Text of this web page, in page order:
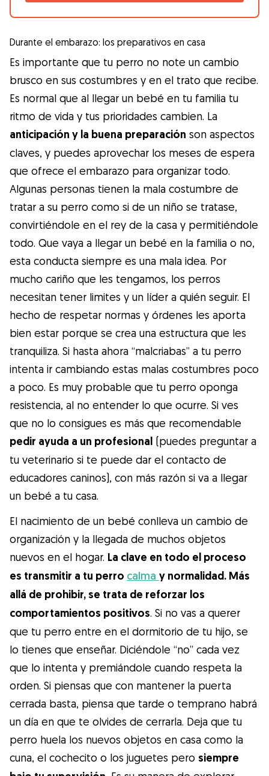
Durante el embarazo: los preparativos en casa
Es importante que tu perro no note un cambio
brusco en sus costumbres y en el trato que recibe.
Es normal que al llegar un bebé en tu familia tu
ritmo de vida y tus prioridades cambien. La
anticipación y la buena preparación son aspectos
claves, y puedes aprovechar los meses de espera
que ofrece el embarazo para organizar todo.
Algunas personas tienen la mala costumbre de
tratar a su perro como si de un niño se tratase,
convirtiéndole en el rey de la casa y permitiéndole
todo. Que vaya a llegar un bebé en la familia o no,
esta conducta siempre es una mala idea. Por
mucho cariño que les tengamos, los perros
necesitan tener limites y un líder a quién seguir. El
hecho de respetar normas y órdenes les aporta
bien estar porque se crea una estructura que les
tranquiliza. Si hasta ahora “malcriabas” a tu perro
intenta ir cambiando estas malas costumbres poco
a poco. Es muy probable que tu perro oponga
resistencia, al no entender lo que ocurre. Si ves
que no lo consigues es más que recomendable
pedir ayuda a un profesional (puedes preguntar a
tu veterinario si te puede dar el contacto de
educadores caninos), con más razón si va a llegar
un bebé a tu casa.
El nacimiento de un bebé conlleva un cambio de
organización y la llegada de muchos objetos
nuevos en el hogar. La clave en todo el proceso
es transmitir a tu perro calma y normalidad. Más
allá de prohibir, se trata de reforzar los
comportamientos positivos. Si no vas a querer
que tu perro entre en el dormitorio de tu hijo, se
lo tienes que enseñar. Diciéndole “no” cada vez
que lo intenta y premiándole cuando respeta la
orden. Si piensas que con mantener la puerta
cerrada basta, piensa que tarde o temprano habrá
un día en que te olvides de cerrarla. Deja que tu
perro huela los nuevos objetos en casa como la
cuna, el cochecito o los juguetes pero siempre